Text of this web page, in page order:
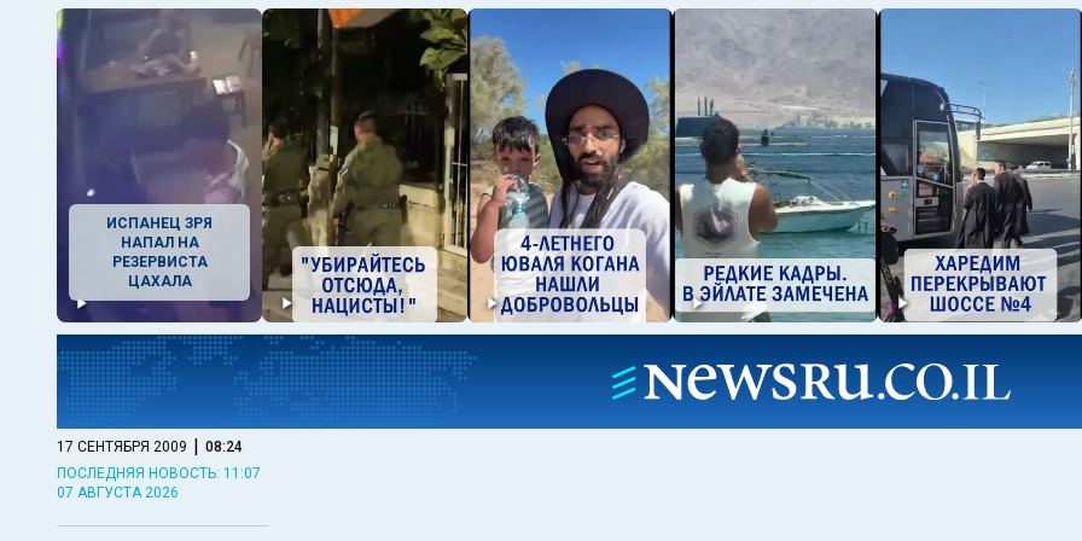
ИСПАНЕЦ ЗРЯ
НАПАЛ НА
РЕЗЕРВИСТА
ЦАХАЛА
17 СЕНТЯБРЯ 2009 | 08:24
ПОСЛЕДНЯЯ НОВОСТЬ: 11:07
07 АВГУСТА 2026